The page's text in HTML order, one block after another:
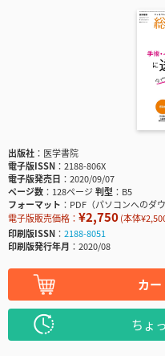
出版社
医学書院
電子版ISSN
2188-806X
電子版発売日
2020/09/07
ページ数
128ページ判型
B5
フォーマット
PDF（パソコンへのダ
電子版販売価格： ¥2,750(本体
印刷版ISSN
2188-8051
印刷版発行年月
2020/08
カ
ちょ